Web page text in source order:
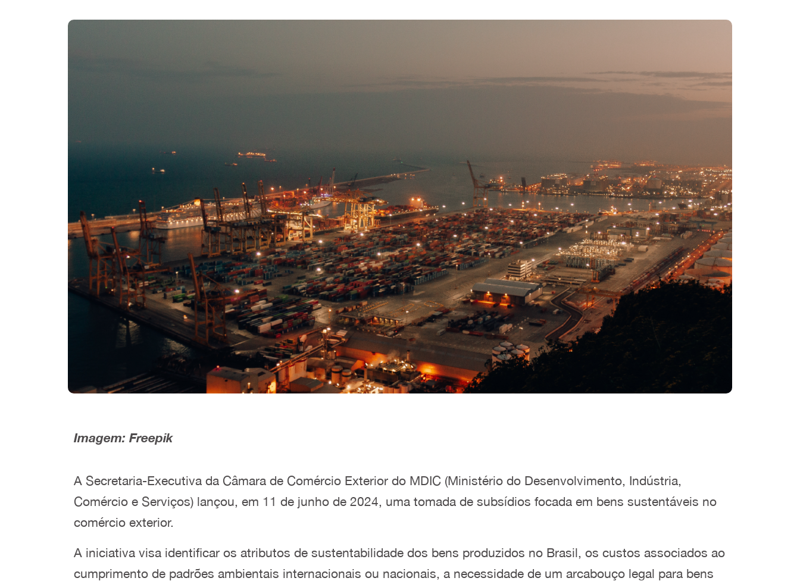
Imagem: Freepik
A Secretaria-Executiva da Câmara de Comércio Exterior do MDIC (Ministério do Desenvolvimento, Indústria,
Comércio e Serviços) lançou, em 11 de junho de 2024, uma tomada de subsídios focada em bens sustentáveis no
comércio exterior.
A iniciativa visa identificar os atributos de sustentabilidade dos bens produzidos no Brasil, os custos associados ao
cumprimento de padrões ambientais internacionais ou nacionais, a necessidade de um arcabouço legal para bens